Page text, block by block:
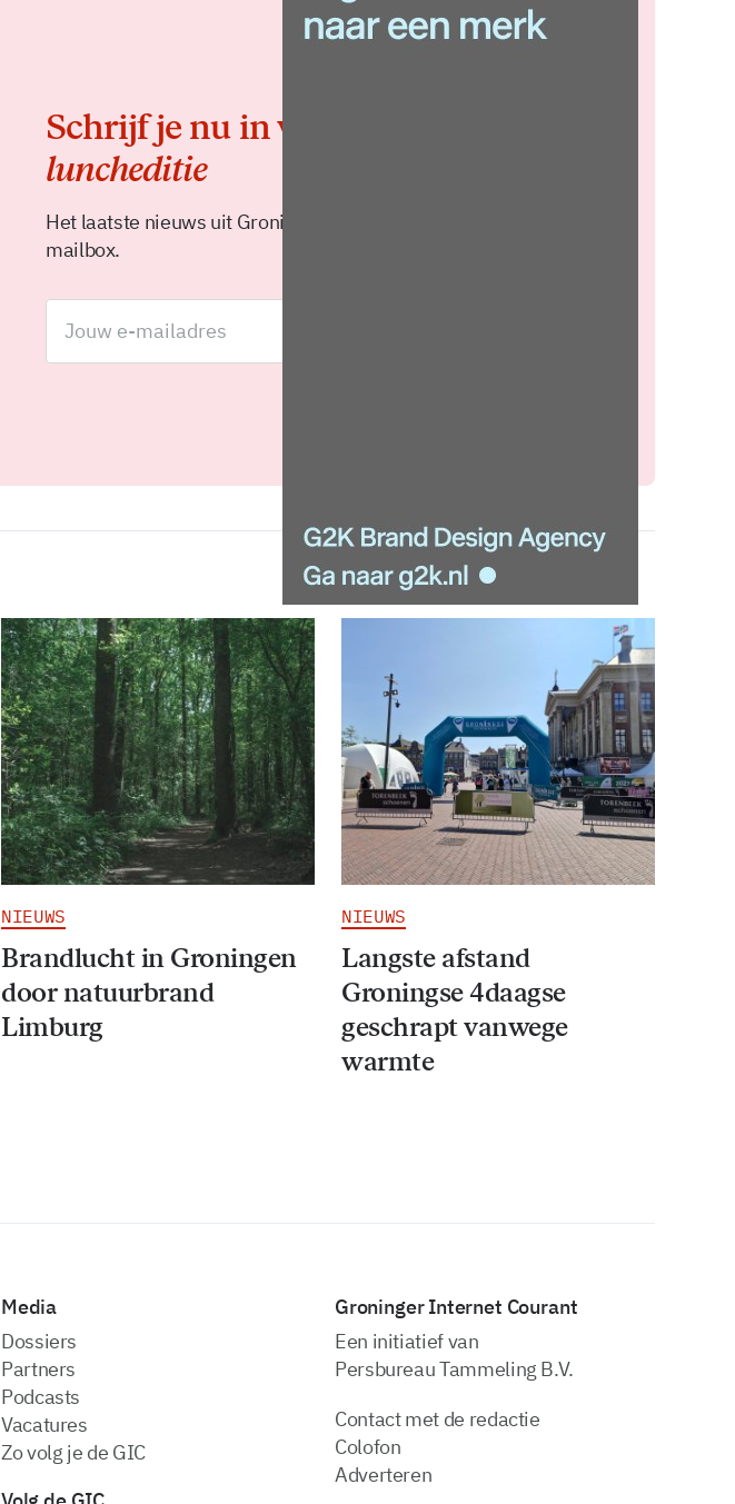
Schrijf je nu in voor de
luncheditie
Het laatste nieuws uit Groningen elke middag in je
mailbox.
NIEUWS
Brandlucht in Groningen
door natuurbrand
Limburg
NIEUWS
Langste afstand
Groningse 4daagse
geschrapt vanwege
warmte
Media
dossiers
partners
podcasts
vacatures
zo volg je de GIC
Groninger Internet Courant
Een initiatief van
Persbureau Tammeling B.V.
Contact met de redactie
Colofon
Adverteren